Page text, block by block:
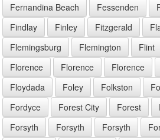
Fernandina Beach
Fessenden
Findlay
Finley Fitzgerald
Flemingsburg
Flemington Flint
Florence
Florence Florence
Floydada
Foley Folkston
Fordyce
Forest City Forest
Forsyth
Forsyth Forsyth